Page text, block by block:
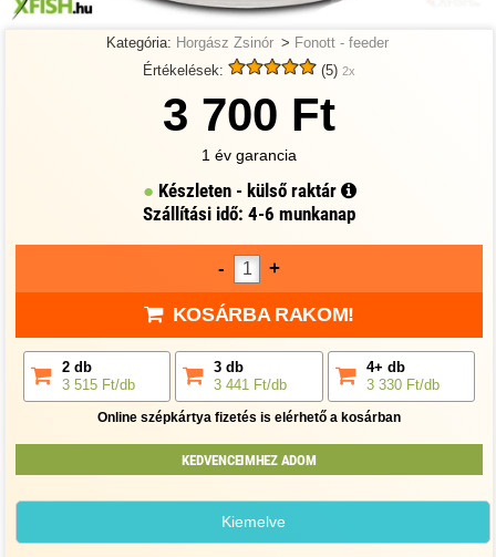
Kategória: Horgász Zsinór > Fonott - feeder
Értékelések:
(5) 2x
3 700 Ft
1 év garancia
Készleten - külső raktár
Szállítási idő: 4-6 munkanap
- +
KOSÁRBA RAKOM!
2 db
3 515 Ft/db
3 db
3 441 Ft/db
4+ db
3 330 Ft/db
Online szépkártya fizetés is elérhető a kosárban
KEDVENCEIMHEZ ADOM
Kiemelve